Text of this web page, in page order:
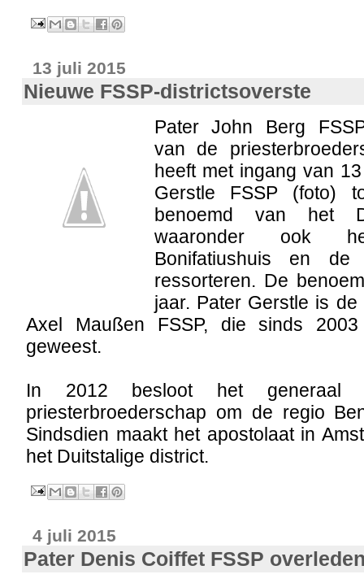
13 juli 2015
Nieuwe FSSP-districtsoverste
Pater John Berg
van de
heeft met ingang van
Gerstle FSSP (foto)
benoemd van het
waaronder ook
Bonifatiushuis en de
ressorteren. De
jaar. Pater Gerstle is
Axel Maußen FSSP, die sinds
geweest.
In 2012 besloot het generaal
priesterbroederschap om de regio
Sindsdien maakt het apostolaat in
het Duitstalige district.
4 juli 2015
Pater Denis Coiffet FSSP